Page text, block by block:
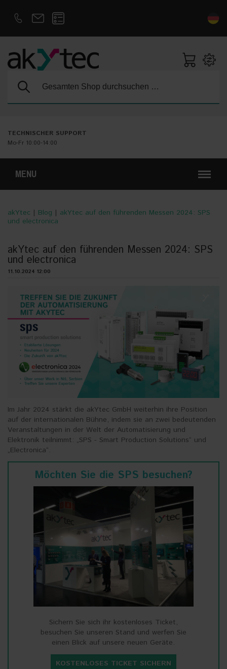
Suche:
TECHNISCHER SUPPORT
Mo-Fr 10:00-14:00
MENU
akYtec | Blog | akYtec auf den führenden Messen 2024: SPS
und electronica
akYtec auf den führenden Messen 2024: SPS
und electronica
11.10.2024 12:00
Im Jahr 2024 stärkt die akYtec GmbH weiterhin ihre Position
auf der internationalen Bühne, indem sie an zwei bedeutenden
Veranstaltungen in der Welt der Automatisierung und
Elektronik teilnimmt: „SPS - Smart Production Solutions“ und
„Electronica“.
Möchten Sie die SPS besuchen?
Sichern Sie sich ihr kostenloses Ticket,
besuchen Sie unseren Stand und werfen Sie
einen Blick auf unsere neuen Geräte.
KOSTENLOSES TICKET SICHERN